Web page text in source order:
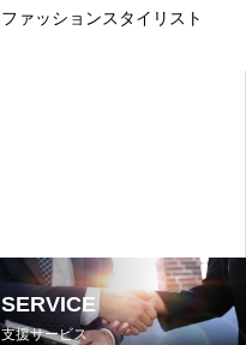
ファッションスタイリスト
SERVICE
支援サービス